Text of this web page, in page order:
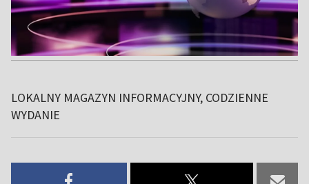
LOKALNY MAGAZYN INFORMACYJNY, CODZIENNE
WYDANIE